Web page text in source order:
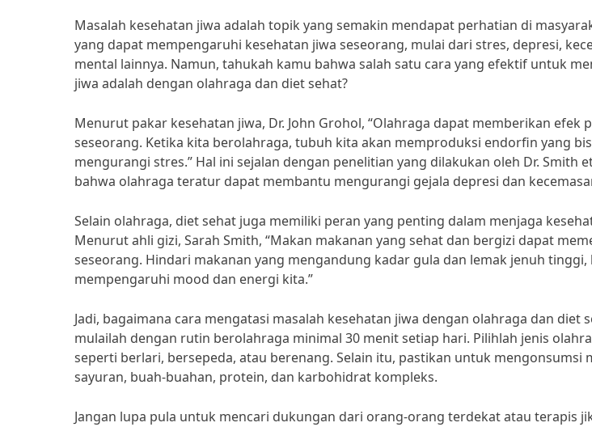
Masalah kesehatan jiwa adalah topik yang semakin mendapat perhatian di
yang dapat mempengaruhi kesehatan jiwa seseorang, mulai dari stres, depresi,
mental lainnya. Namun, tahukah kamu bahwa salah satu cara yang efektif untuk
jiwa adalah dengan olahraga dan diet sehat?
Menurut pakar kesehatan jiwa, Dr. John Grohol, “Olahraga dapat memberikan efek
seseorang. Ketika kita berolahraga, tubuh kita akan memproduksi endorfin yang
mengurangi stres.” Hal ini sejalan dengan penelitian yang dilakukan oleh Dr. Smith
bahwa olahraga teratur dapat membantu mengurangi gejala depresi dan
Selain olahraga, diet sehat juga memiliki peran yang penting dalam menjaga
Menurut ahli gizi, Sarah Smith, “Makan makanan yang sehat dan bergizi dapat
seseorang. Hindari makanan yang mengandung kadar gula dan lemak jenuh tinggi,
mempengaruhi mood dan energi kita.”
Jadi, bagaimana cara mengatasi masalah kesehatan jiwa dengan olahraga dan diet
mulailah dengan rutin berolahraga minimal 30 menit setiap hari. Pilihlah jenis
seperti berlari, bersepeda, atau berenang. Selain itu, pastikan untuk mengonsumsi
sayuran, buah-buahan, protein, dan karbohidrat kompleks.
Jangan lupa pula untuk mencari dukungan dari orang-orang terdekat atau terapis